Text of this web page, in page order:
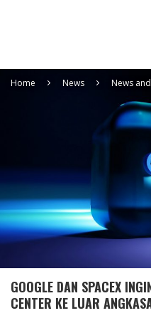
Home News News
GOOGLE DAN SPACEX
CENTER KE LUAR